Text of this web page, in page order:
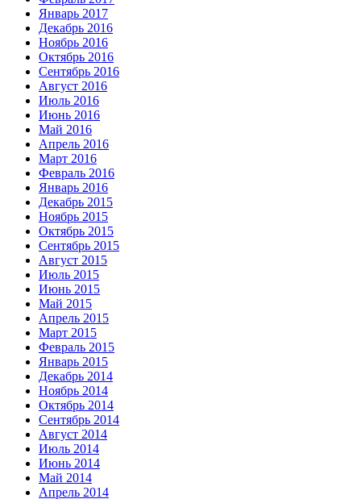
Январь 2017
Декабрь 2016
Ноябрь 2016
Октябрь 2016
Сентябрь 2016
Август 2016
Июль 2016
Июнь 2016
Май 2016
Апрель 2016
Март 2016
Февраль 2016
Январь 2016
Декабрь 2015
Ноябрь 2015
Октябрь 2015
Сентябрь 2015
Август 2015
Июль 2015
Июнь 2015
Май 2015
Апрель 2015
Март 2015
Февраль 2015
Январь 2015
Декабрь 2014
Ноябрь 2014
Октябрь 2014
Сентябрь 2014
Август 2014
Июль 2014
Июнь 2014
Май 2014
Апрель 2014